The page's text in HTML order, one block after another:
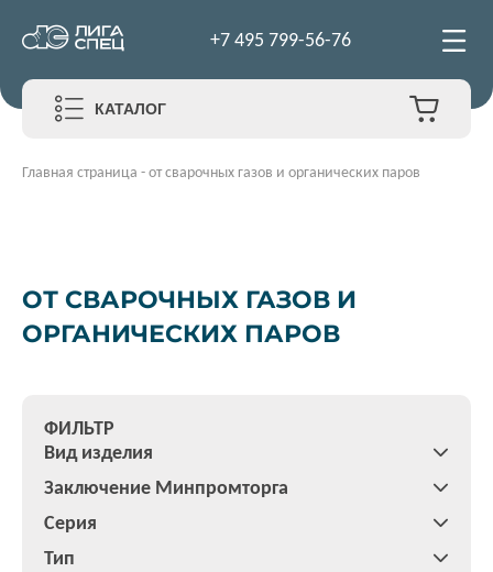
+7 495 799-56-76
КАТАЛОГ
Главная страница -от сварочных газов и органических паров
ОТ СВАРОЧНЫХ ГАЗОВ И
ОРГАНИЧЕСКИХ ПАРОВ
ФИЛЬТР
Вид изделия
Заключение Минпромторга
Серия
Тип